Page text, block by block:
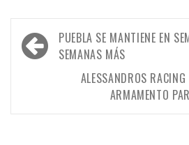
Navegación
de
entradas
PUEBLA SE MANTIENE EN
SEMANAS MÁS
ALESSANDROS
ARMAMENTO